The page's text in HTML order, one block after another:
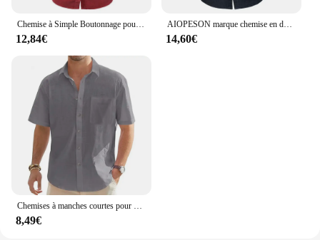
12,84€
AIOPESON marque chemise en denim de coton élastique pour hommes manche longue Chemises de cow-boy de qualité pour hommes coupe ajustée décontractée vêtements de créateurs pour hommes
14,60€
8,49€